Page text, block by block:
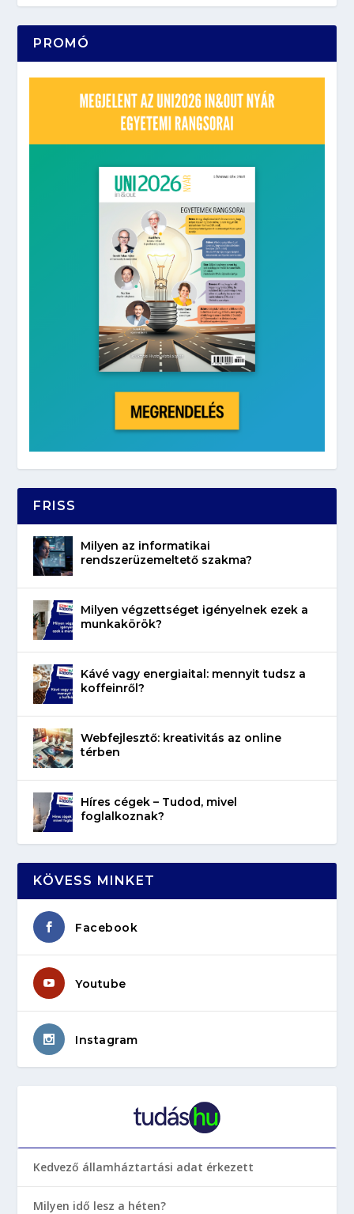
PROMÓ
FRISS
Milyen az informatikai
rendszerüzemeltető szakma?
Milyen végzettséget igényelnek ezek a
munkakörök?
Kávé vagy energiaital: mennyit tudsz a
koffeinről?
Webfejlesztő: kreativitás az online
térben
Híres cégek – Tudod, mivel
foglalkoznak?
KÖVESS MINKET
Facebook
Youtube
Instagram
Kedvező államháztartási adat érkezett
Milyen idő lesz a héten?